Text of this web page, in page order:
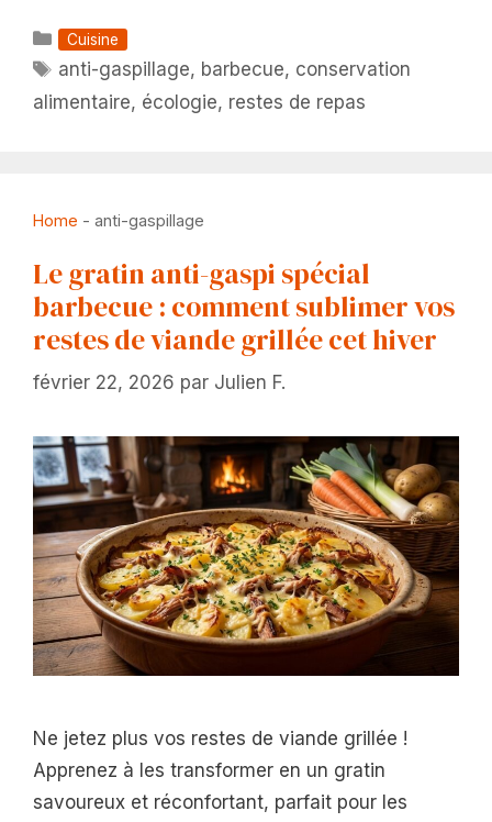
Catégories
Cuisine
Étiquettes
anti-gaspillage, barbecue, conservation
alimentaire, écologie, restes de repas
Home - anti-gaspillage
Le gratin anti-gaspi spécial
barbecue : comment sublimer vos
restes de viande grillée cet hiver
février 22, 2026 par Julien F.
Ne jetez plus vos restes de viande grillée !
Apprenez à les transformer en un gratin
savoureux et réconfortant, parfait pour les